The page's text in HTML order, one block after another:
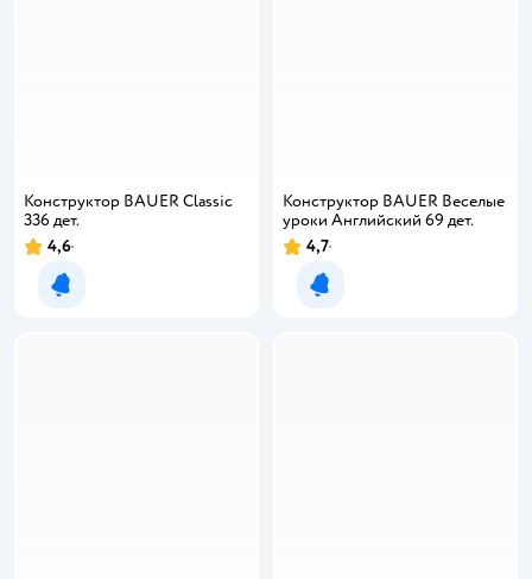
Конструктор BAUER Сlassic
336 дет.
4,6
Уведомить о появлении
Конструктор BAUER Веселые
уроки Английский 69 дет.
4,7
Уведомить о появлении